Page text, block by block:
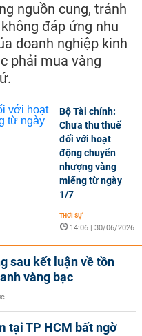
nguồn cung, tránh
đáp ứng nhu
doanh nghiệp kinh
phải mua vàng
Bộ Tài chính:
Chưa thu thuế
đối với hoạt
động chuyển
nhượng vàng
miếng từ ngày
1/7
THỜI SỰ -
14:06 | 30/06/2026
sau kết luận về tồn
vàng bạc
tại TP HCM bất ngờ